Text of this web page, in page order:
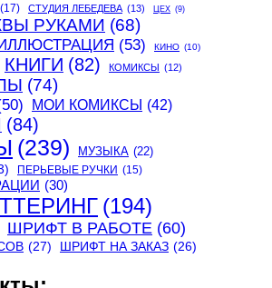
(17) СТУДИЯ ЛЕБЕДЕВА (13) ЦЕХ (9)
РУКАМИ (68)
(53) КИНО (10)
КНИГИ (82) КОМИКСЫ (12)
(74)
МОИ КОМИКСЫ (42)
(84)
(239) МУЗЫКА (22)
ПЕРЬЕВЫЕ РУЧКИ (15)
(30)
(194)
ШРИФТ В РАБОТЕ (60)
(27) ШРИФТ НА ЗАКАЗ (26)